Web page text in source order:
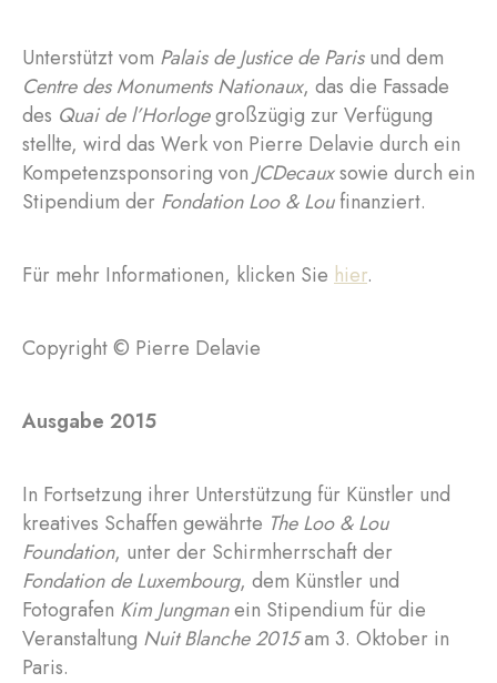
Unterstützt vom Palais de Justice de Parisund dem
Centre des Monuments Nationaux, das die Fassade
des Quai de l’Horlogegroßzügig zur Verfügung
stellte, wird das Werk von Pierre Delavie durch ein
Kompetenzsponsoring von JCDecauxsowie durch ein
Stipendium der Fondation Loo & Loufinanziert.
Für mehr Informationen, klicken Sie hier.
Copyright © Pierre Delavie
Ausgabe 2015
In Fortsetzung ihrer Unterstützung für Künstler und
kreatives Schaffen gewährte The Loo & Lou
Foundation, unter der Schirmherrschaft der
Fondation de Luxembourg, dem Künstler und
Fotografen Kim Jungmanein Stipendium für die
Veranstaltung Nuit Blanche 2015am 3. Oktober in
Paris.